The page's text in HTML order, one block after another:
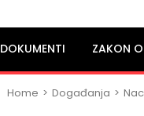
DOKUMENTI ZAKON
Home > Događanja >